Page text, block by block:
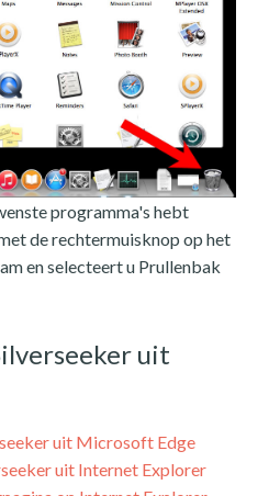
programma's hebt
de rechtermuisknop op het
en selecteert u Prullenbak
uit
uit Microsoft Edge
uit Internet Explorer